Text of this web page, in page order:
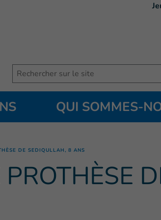
Search
QUI SOMMES-
DE SEDIQULLAH, 8 ANS